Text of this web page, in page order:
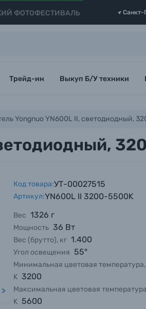
ФОТОФЕСТИВАЛЬ Санкт-
Трейд-ин Выкуп Б/У техники
Yongnuo YN600L II, светодиодный,
>
Код товара:УТ-00027515
Артикул:YN600L II 3200-5500K
Вес 1326 г
Мощность 36 Вт
Вес (брутто), кг 1.400
Угол освещения 55°
Минимальная цветовая температура,
K 3200
Максимальная цветовая
K 5600